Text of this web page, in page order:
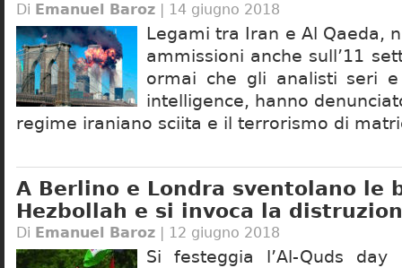
Di Emanuel Baroz | 14 giugno 2018
Legami tra Iran e Al Qaeda,
ammissioni anche sull’11
ormai che gli analisti seri
intelligence, hanno
regime iraniano sciita e il terrorismo di
A Berlino e Londra sventolano le
Hezbollah e si invoca la
Di Emanuel Baroz | 12 giugno 2018
Si festeggia l’Al-Quds